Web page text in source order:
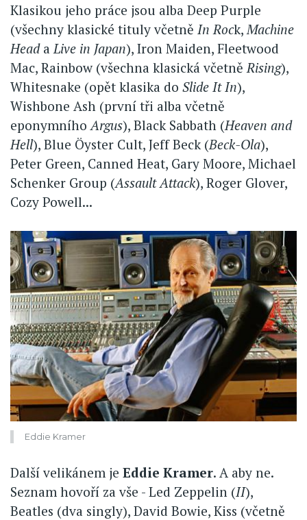
Klasikou jeho práce jsou alba Deep Purple
(všechny klasické tituly včetně In Rock, Machine
Heada Live in Japan), Iron Maiden, Fleetwood
Mac, Rainbow (všechna klasická včetně Rising),
Whitesnake (opět klasika do Slide It In),
Wishbone Ash (první tři alba včetně
eponymního Argus), Black Sabbath (Heaven and
Hell), Blue Öyster Cult, Jeff Beck (Beck-Ola),
Peter Green, Canned Heat, Gary Moore, Michael
Schenker Group (Assault Attack), Roger Glover,
Cozy Powell...
Eddie Kramer
Další velikánem je Eddie Kramer. A aby ne.
Seznam hovoří za vše - Led Zeppelin (II),
Beatles (dva singly), David Bowie, Kiss (včetně